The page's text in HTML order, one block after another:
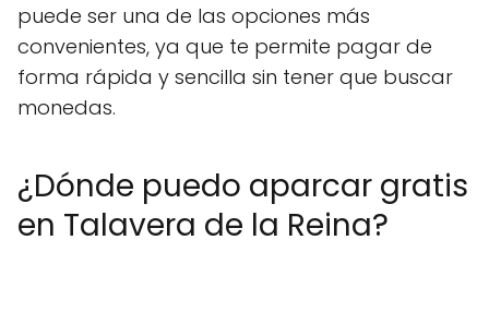
puede ser una de las opciones más
convenientes, ya que te permite pagar de
forma rápida y sencilla sin tener que buscar
monedas.
¿Dónde puedo aparcar gratis
en Talavera de la Reina?